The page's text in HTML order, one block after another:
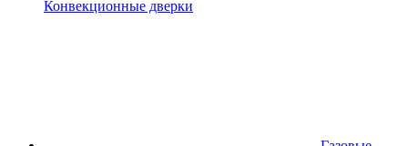
Конвекционные дверки